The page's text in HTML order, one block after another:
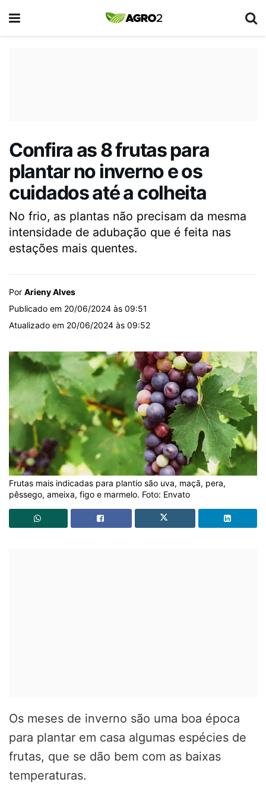
Confira as 8 frutas para
plantar no inverno e os
cuidados até a colheita
No frio, as plantas não precisam da mesma
intensidade de adubação que é feita nas
estações mais quentes.
Por Arieny Alves
Publicado em 20/06/2024 às 09:51
Atualizado em 20/06/2024 às 09:52
Frutas mais indicadas para plantio são uva, maçã, pera,
pêssego, ameixa, figo e marmelo. Foto: Envato
Os meses de inverno são uma boa época
para plantar em casa algumas espécies de
frutas, que se dão bem com as baixas
temperaturas.